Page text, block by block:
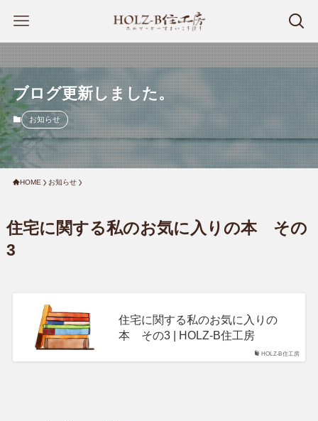
ブログ更新しました。
お知らせ
HOME お知らせ
住宅に関する私のお気に入りの本 その
3
HOLZ-B住工房
住宅に関する私のお気に入りの
本 その3 | HOLZ-B住工房